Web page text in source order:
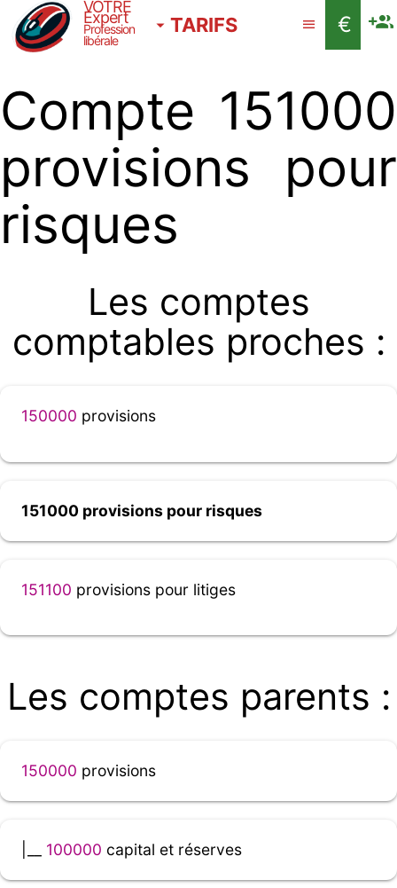
VOTRE
Expert
Profession
libérale
TARIFS €
Compte 151000
provisions pour
risques
Les comptes
comptables proches :
150000 provisions
151000 provisions pour risques
151100 provisions pour litiges
Les comptes parents :
150000 provisions
100000 capital et réserves